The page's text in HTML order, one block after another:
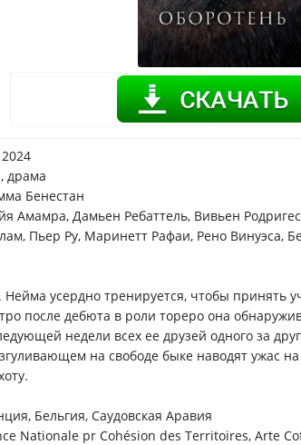
2024
драма
Бенестан
Амамра, Дамьен Ребаттель, Вивьен
Пьер Ру, Маринетт Рафаи, Рено
усердно тренируется, чтобы принять
после дебюта в роли тореро она
недели всех ее друзей одного за
на свободе быке наводят ужас
Бельгия, Саудовская Аравия
Nationale pr Cohésion des Territoires, Arte